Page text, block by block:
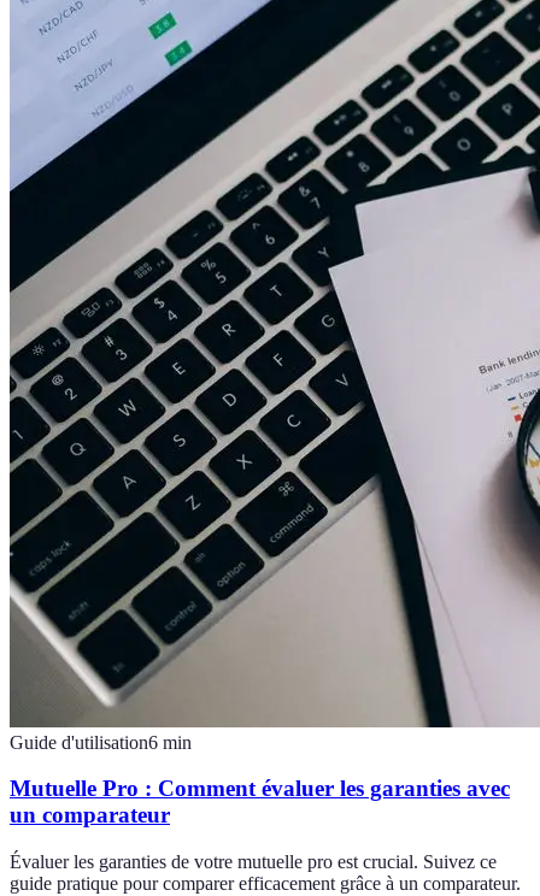
Guide d'utilisation6 min
Mutuelle Pro : Comment évaluer les garanties avec
un comparateur
Évaluer les garanties de votre mutuelle pro est crucial. Suivez ce
guide pratique pour comparer efficacement grâce à un comparateur.